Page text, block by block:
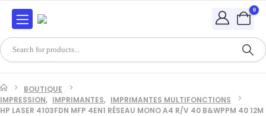
0
BOUTIQUE
IMPRESSION, IMPRIMANTES, IMPRIMANTES MULTIFONCTIONS
HP LASER 4103FDN MFP 4EN1 RÉSEAU MONO A4 R/V 40 B&WPPM 40 12M